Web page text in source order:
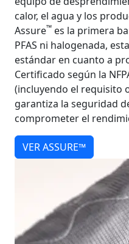
calor, el agua y los
Assure™ es la primera
PFAS ni halogenada,
estándar en cuanto a
Certificado según la
(incluyendo el requisito
garantiza la seguridad
comprometer el
VER ASSURE™